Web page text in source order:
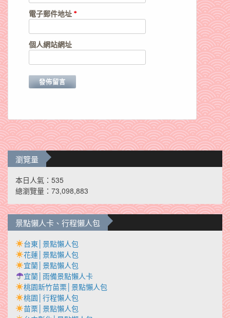
電子郵件地址 *
個人網站網址
瀏覽量
本日人氣：535
總瀏覽量：73,098,883
景點懶人卡、行程懶人包
台東│景點懶人包
花蓮│景點懶人包
宜蘭│景點懶人包
宜蘭│雨備景點懶人卡
桃園新竹苗栗│景點懶人包
桃園│行程懶人包
苗栗│景點懶人包